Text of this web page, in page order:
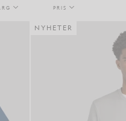
PRIS
NYHETER